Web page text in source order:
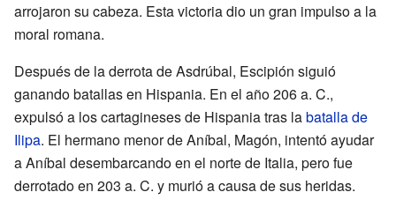
arrojaron su cabeza. Esta victoria dio un gran impulso a la
moral romana.
Después de la derrota de Asdrúbal, Escipión siguió
ganando batallas en Hispania. En el año206 a. C.,
expulsó a los cartagineses de Hispania tras labatalla de
Ilipa. El hermano menor de Aníbal, Magón, intentó ayudar
a Aníbal desembarcando en el norte de Italia, pero fue
derrotado en 203 a. C. y murió a causa de sus heridas.